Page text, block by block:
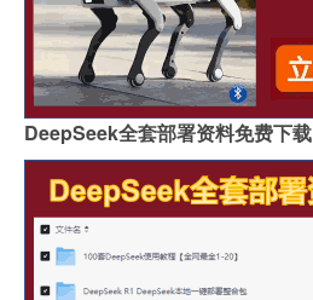
DeepSeek全套部署资料免费下载